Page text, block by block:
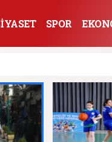
SPOR